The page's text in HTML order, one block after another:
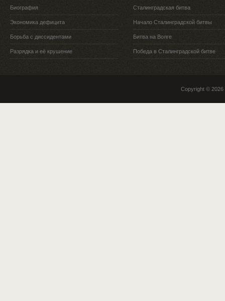
Биография
Экономика дефицита
Борьба с диссидентами
Разрядка и её крушение
Сталинградская битва
Начало Сталинградской битвы
Битва на Волге
Победа в Сталинградской битве
Copyright © 2026